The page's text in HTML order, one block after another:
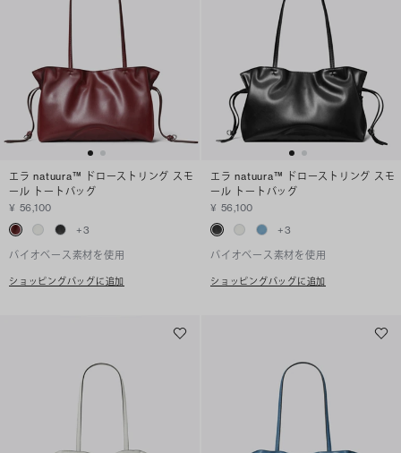
エラ natuura™ ドローストリング スモ
ール トートバッグ
¥ 56,100
+3
バイオベース素材を使用
ショッピングバッグに追加
エラ natuura™ ドローストリング スモ
ール トートバッグ
¥ 56,100
+3
バイオベース素材を使用
ショッピングバッグに追加